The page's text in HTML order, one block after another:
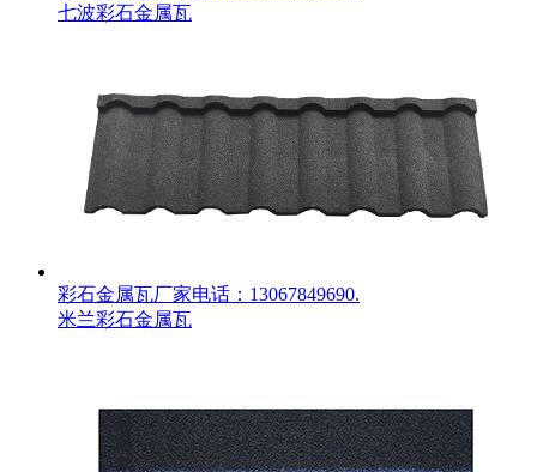
七波彩石金属瓦
彩石金属瓦厂家电话：13067849690.
米兰彩石金属瓦